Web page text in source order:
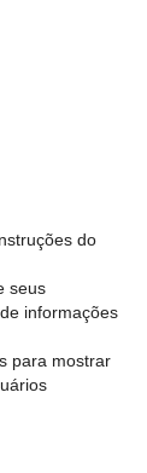
do
seus
informações
para mostrar